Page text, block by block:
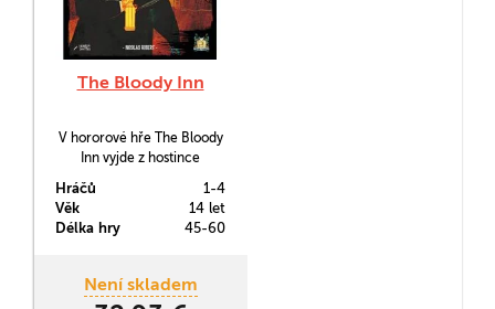
The Bloody Inn
V hororové hře The Bloody
Inn vyjde z hostince
hostinští mají totiž vůči
okrádání hostů morální
zábrany, avšak okrást
potíže nedělá. Stačí najít
mezi hosty komplice,
Hráčů
1-4
Věk
14 let
Délka hry
45-60
Není skladem